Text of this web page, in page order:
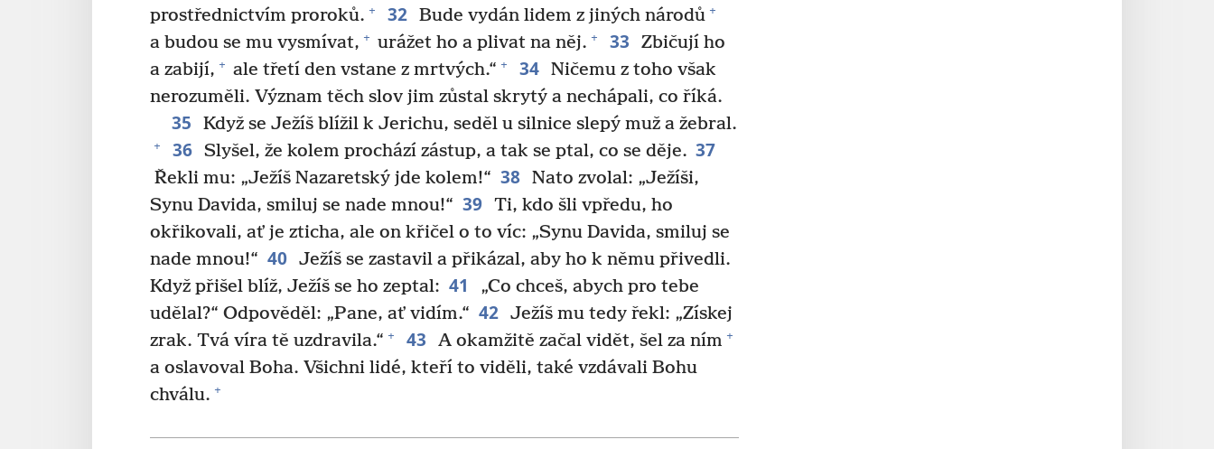
prostřednictvím proroků. + 32 Bude vydán lidem z jiných národů +
a budou se mu vysmívat, + urážet ho a plivat na něj. + 33
Zbičují ho
a zabijí, + ale třetí den vstane z mrtvých.“ + 34 Ničemu z toho však
nerozuměli. Význam těch slov jim zůstal skrytý a nechápali, co říká.
35 Když se Ježíš blížil k Jerichu, seděl u silnice slepý muž a žebral.
+ 36 Slyšel, že kolem prochází zástup, a tak se ptal, co se děje. 37
Řekli mu: „Ježíš Nazaretský jde kolem!“ 38 Nato zvolal: „Ježíši,
Synu Davida, smiluj se nade mnou!“ 39 Ti, kdo šli vpředu, ho
okřikovali, ať je zticha, ale on křičel o to víc: „Synu Davida, smiluj se
nade mnou!“ 40 Ježíš se zastavil a přikázal, aby ho k němu přivedli.
Když přišel blíž, Ježíš se ho zeptal: 41
„Co chceš, abych pro tebe
udělal?“ Odpověděl: „Pane, ať vidím.“ 42 Ježíš mu tedy řekl: „Získej
zrak. Tvá víra tě uzdravila.“ + 43 A okamžitě začal vidět, šel za ním +
a oslavoval Boha. Všichni lidé, kteří to viděli, také vzdávali Bohu
chválu. +